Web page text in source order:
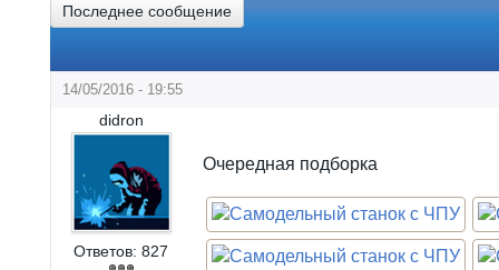
Последнее сообщение
14/05/2016 - 19:55
didron
Ответов: 827
Очередная подборка